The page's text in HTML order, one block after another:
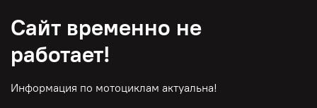
Сайт временно не
работает!
Информация по мотоциклам актуальна!